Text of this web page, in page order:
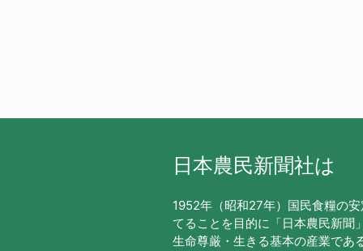
日本農民新聞社は
1952年（昭和27年）国民食糧の
てることを目的に「日本農民新聞
生命尊厳・生きる基本の産業であ